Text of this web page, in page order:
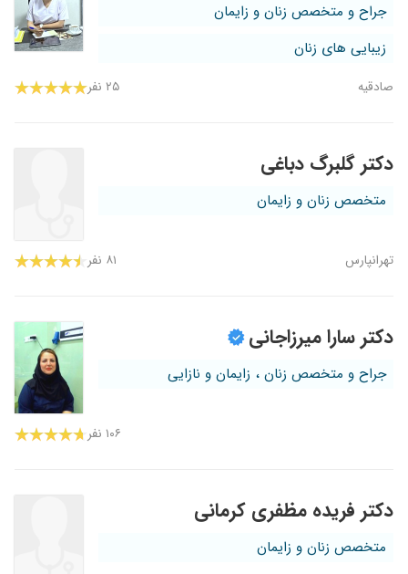
جراح و متخصص زنان و زایمان
زیبایی های زنان
صادقیه ۲۵ نفر
دکتر گلبرگ دباغی
متخصص زنان و زایمان
تهرانپارس ۸۱ نفر
دکتر سارا میرزاجانی
جراح و متخصص زنان ، زایمان و نازایی
۱۰۶ نفر
دکتر فریده مظفری کرمانی
متخصص زنان و زایمان